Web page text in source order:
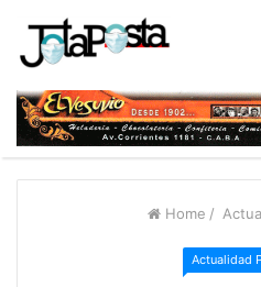
Home /
Actualidad